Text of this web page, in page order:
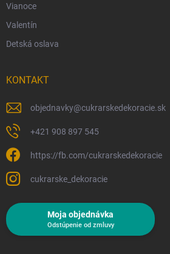
Vianoce
Valentín
Detská oslava
KONTAKT
objednavky@cukrarskedekoracie.sk
+421 908 897 545
https://fb.com/cukrarskedekoracie
cukrarske_dekoracie
Moja objednávka
Odstúpenie od zmluvy